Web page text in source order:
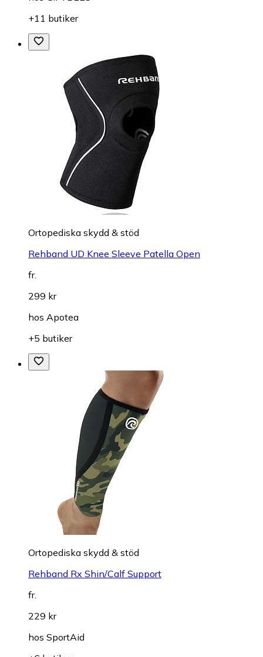
+11 butiker
Ortopediska skydd & stöd
Rehband UD Knee Sleeve Patella Open
fr.
299 kr
hos Apotea
+5 butiker
Ortopediska skydd & stöd
Rehband Rx Shin/Calf Support
fr.
229 kr
hos SportAid